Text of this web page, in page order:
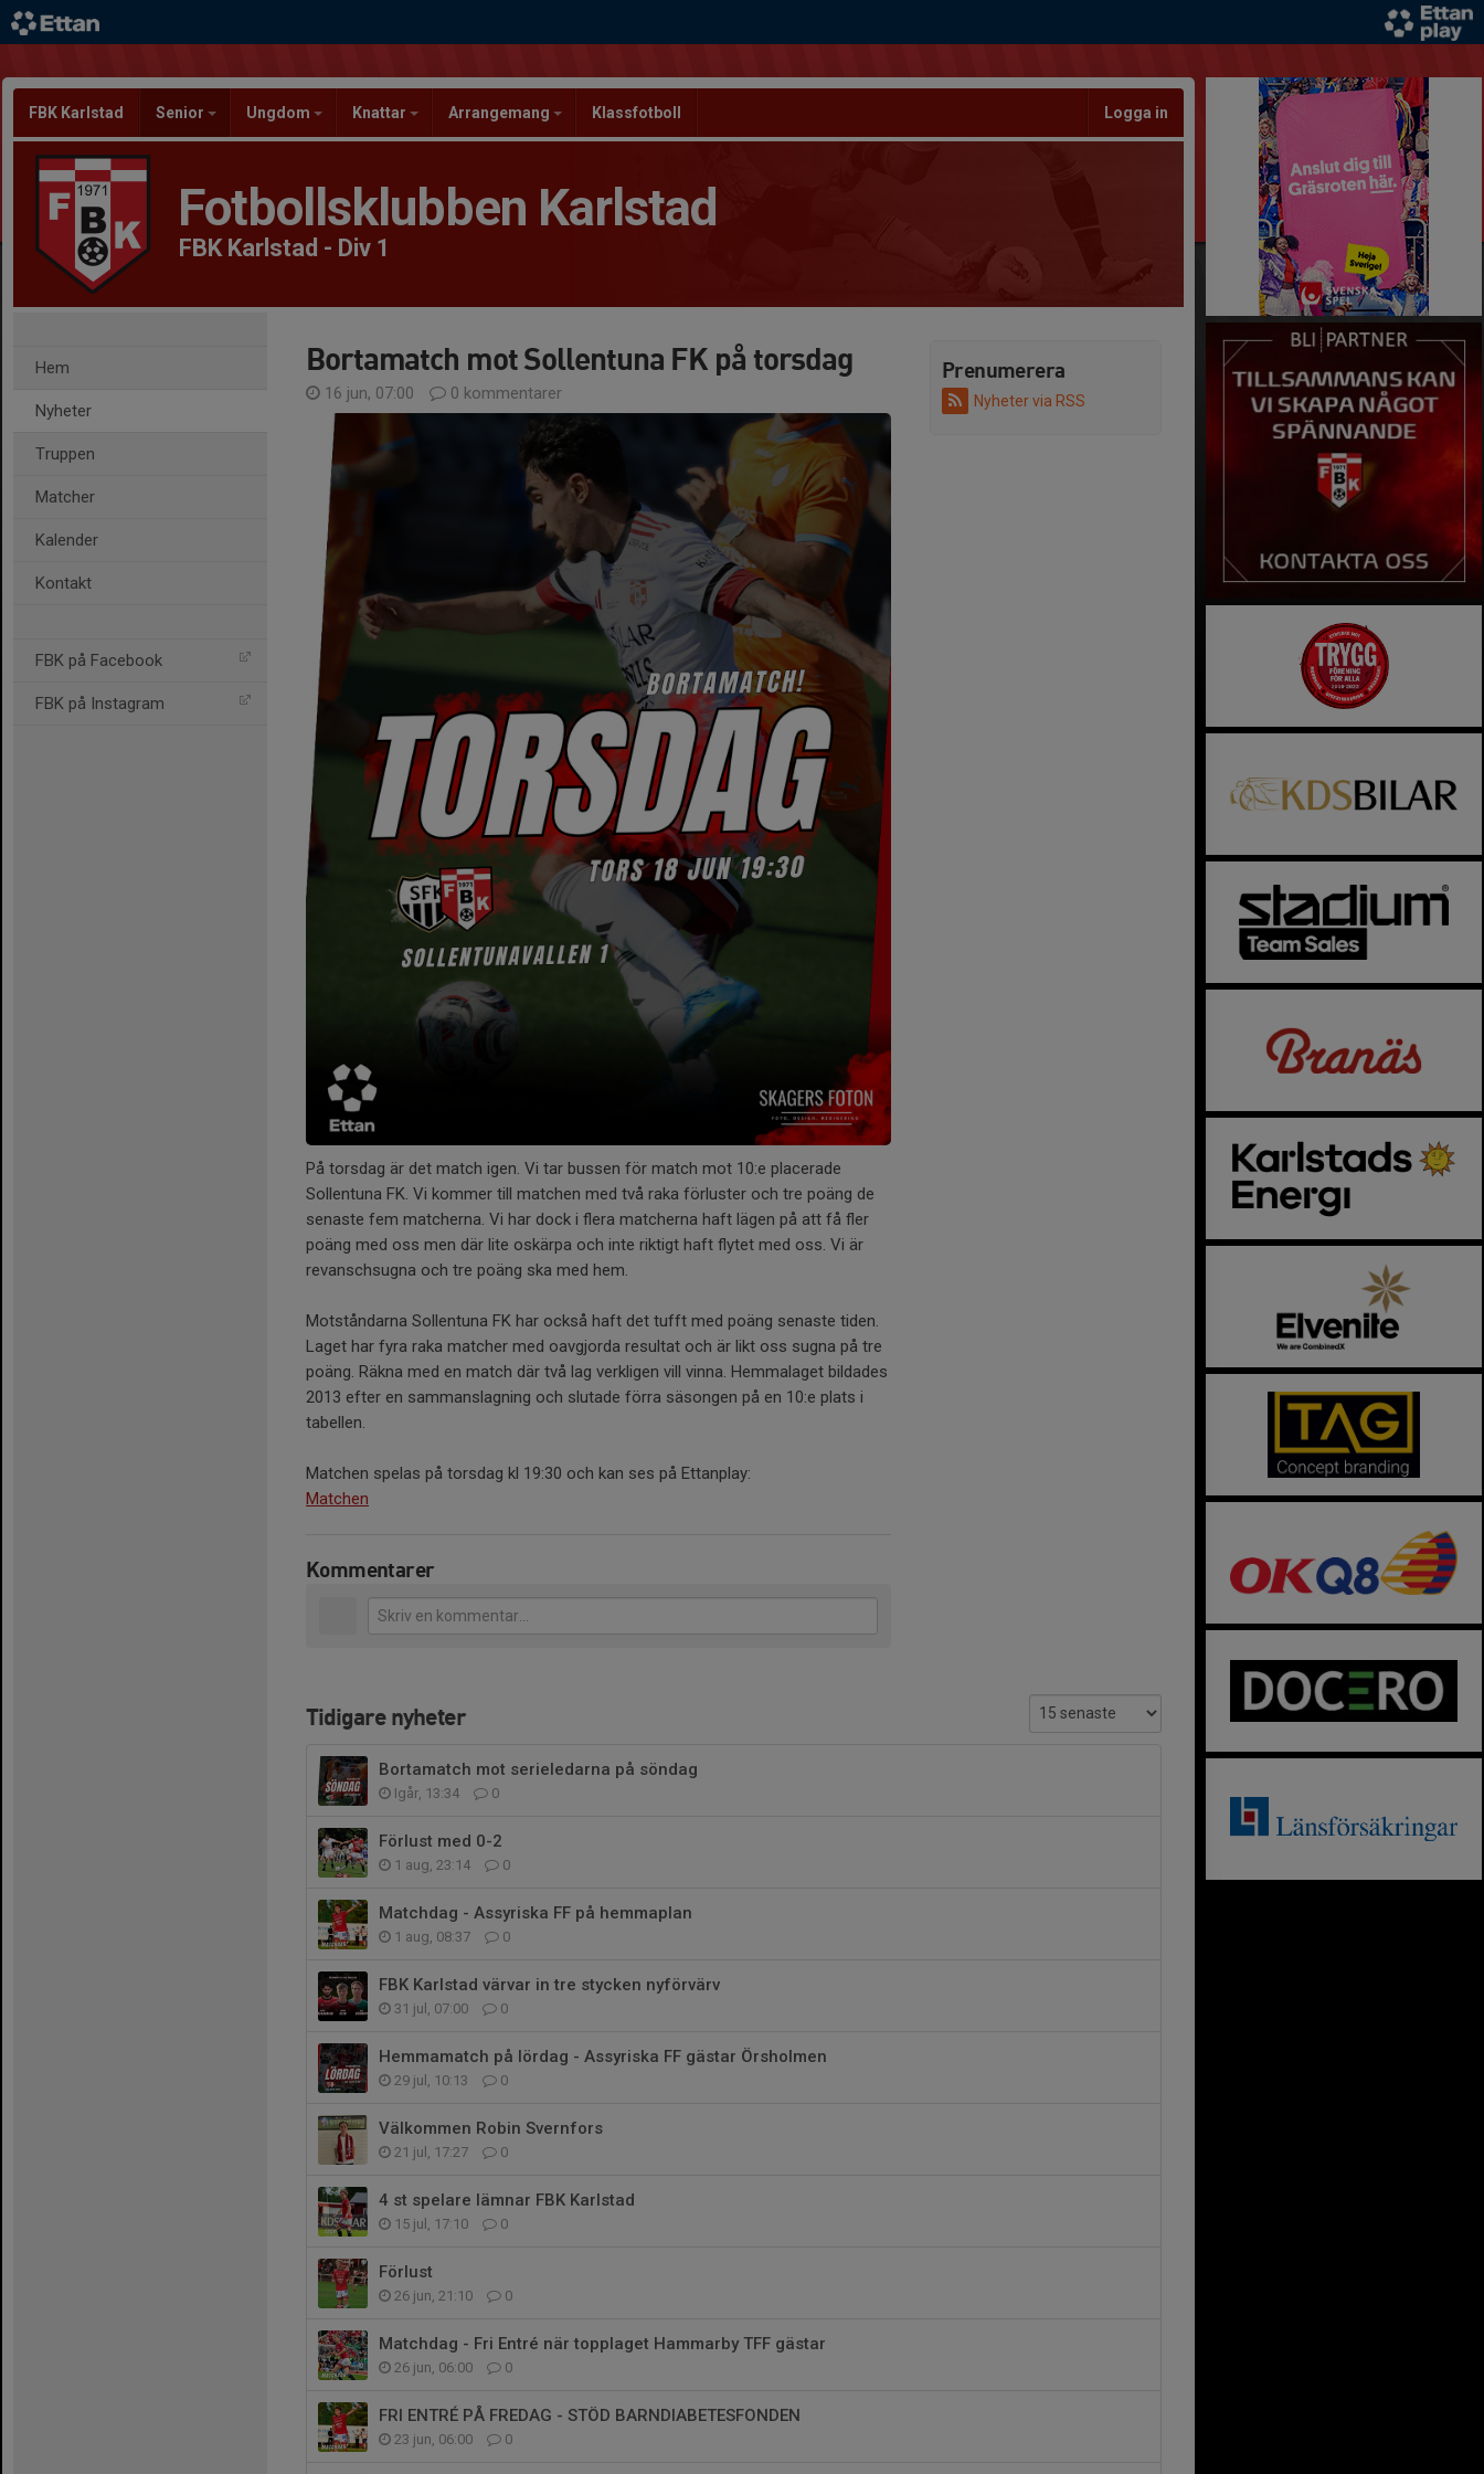
FBK Karlstad Senior Ungdom Knattar Arrangemang Klassfotboll Logga in
Fotbollsklubben Karlstad
FBK Karlstad - Div 1
Hem
Nyheter
Truppen
Matcher
Kalender
Kontakt
FBK på Facebook
FBK på Instagram
Prenumerera
Nyheter via RSS
Bortamatch mot Sollentuna FK på torsdag
16 jun, 07:00 0 kommentarer
På torsdag är det match igen. Vi tar bussen för match mot 10:e placerade
Sollentuna FK. Vi kommer till matchen med två raka förluster och tre poäng de
senaste fem matcherna. Vi har dock i flera matcherna haft lägen på att få fler
poäng med oss men där lite oskärpa och inte riktigt haft flytet med oss. Vi är
revanschsugna och tre poäng ska med hem.
Motståndarna Sollentuna FK har också haft det tufft med poäng senaste tiden.
Laget har fyra raka matcher med oavgjorda resultat och är likt oss sugna på tre
poäng. Räkna med en match där två lag verkligen vill vinna. Hemmalaget bildades
2013 efter en sammanslagning och slutade förra säsongen på en 10:e plats i
tabellen.
Matchen spelas på torsdag kl 19:30 och kan ses på Ettanplay:
Matchen
Kommentarer
Tidigare nyheter
Bortamatch mot serieledarna på söndag
Igår, 13:34 0
Förlust med 0-2
1 aug, 23:14 0
Matchdag - Assyriska FF på hemmaplan
1 aug, 08:37 0
FBK Karlstad värvar in tre stycken nyförvärv
31 jul, 07:00 0
Hemmamatch på lördag - Assyriska FF gästar Örsholmen
29 jul, 10:13 0
Välkommen Robin Svernfors
21 jul, 17:27 0
4 st spelare lämnar FBK Karlstad
15 jul, 17:10 0
Förlust
26 jun, 21:10 0
Matchdag - Fri Entré när topplaget Hammarby TFF gästar
26 jun, 06:00 0
FRI ENTRÉ PÅ FREDAG - STÖD BARNDIABETESFONDEN
23 jun, 06:00 0